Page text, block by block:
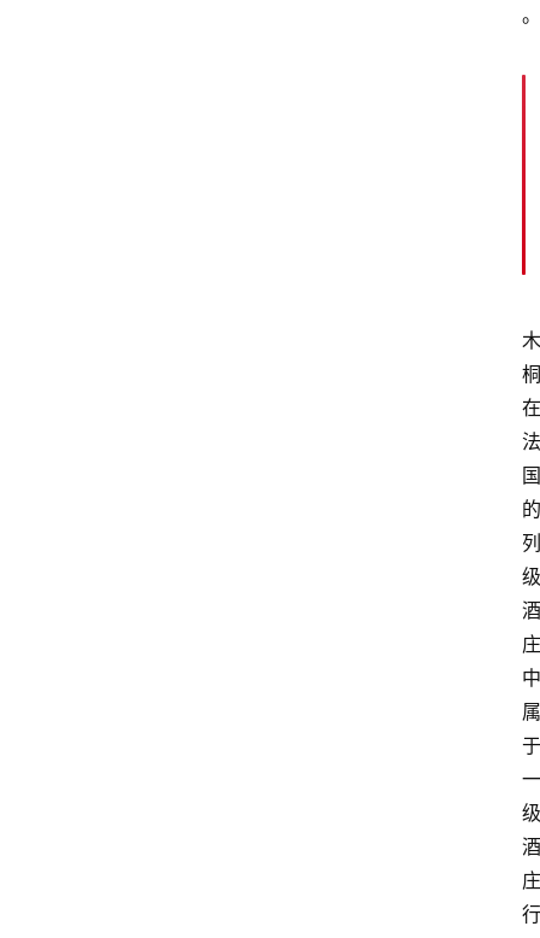
。
木
桐
在
法
国
的
列
级
酒
庄
中
属
于
一
级
酒
庄
行